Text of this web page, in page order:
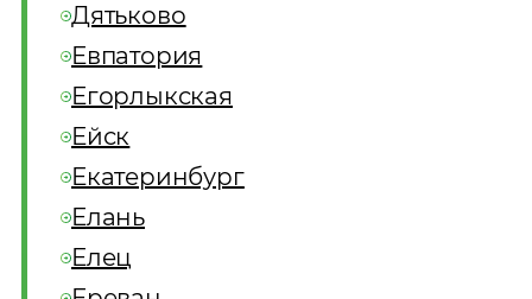
Дятьково
Евпатория
Егорлыкская
Ейск
Екатеринбург
Елань
Елец